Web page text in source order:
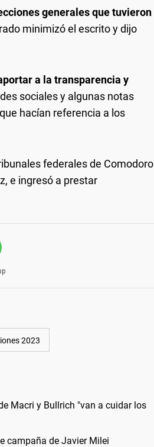
generales que tuvieron
minimizó el escrito y dijo
a la transparencia y
sociales y algunas notas
hacían referencia a los
federales de Comodoro
e ingresó a prestar
2023
Macri y Bullrich "van a cuidar los
campaña de Javier Milei